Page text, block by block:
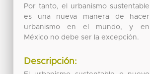
Por tanto, el urbanismo sustentable
es una nueva manera de hacer
urbanismo en el mundo, y en
México no debe ser la excepción.
Descripción: